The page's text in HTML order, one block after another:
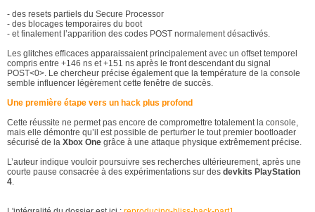
- des resets partiels du Secure Processor
- des blocages temporaires du boot
- et finalement l’apparition des codes POST normalement désactivés.
Les glitches efficaces apparaissaient principalement avec un offset temporel
compris entre +146 ns et +151 ns après le front descendant du signal
POST<0>. Le chercheur précise également que la température de la console
semble influencer légèrement cette fenêtre de succès.
Une première étape vers un hack plus profond
Cette réussite ne permet pas encore de compromettre totalement la console,
mais elle démontre qu’il est possible de perturber le tout premier bootloader
sécurisé de la Xbox One grâce à une attaque physique extrêmement précise.
L’auteur indique vouloir poursuivre ses recherches ultérieurement, après une
courte pause consacrée à des expérimentations sur des devkits PlayStation
4